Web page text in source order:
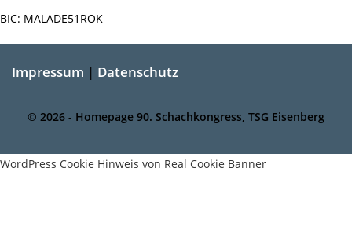
BIC: MALADE51ROK
Impressum | Datenschutz
© 2026 - Homepage 90. Schachkongress, TSG Eisenberg
WordPress Cookie Hinweis von Real Cookie Banner